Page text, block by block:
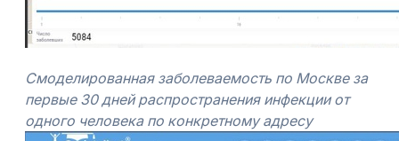
Смоделированная заболеваемость по Москве за
первые 30 дней распространения инфекции от
одного человека по конкретному адресу